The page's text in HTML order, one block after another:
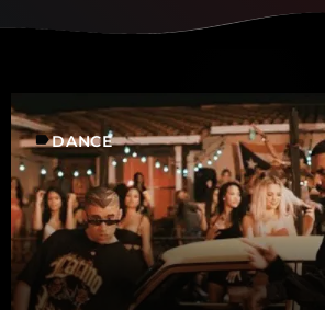
labelDANCE